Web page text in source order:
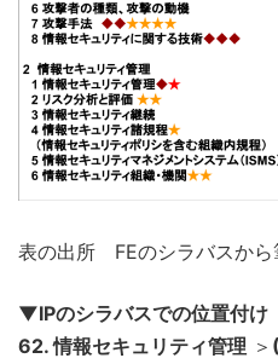
表の出所 FEのシラバスから
▼IPのシラバスでの位置付け
62. 情報セキュリティ管理 ＞